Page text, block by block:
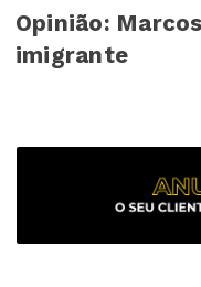
Opinião:
imigrante